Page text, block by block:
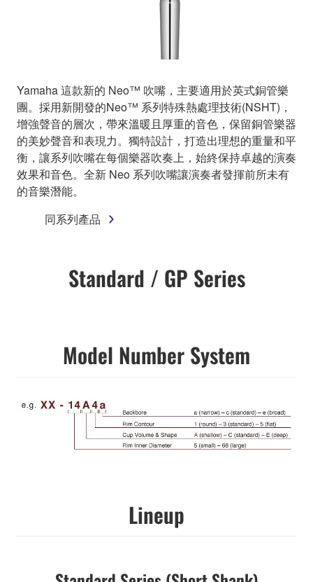
Yamaha 這款新的 Neo™ 吹嘴，主要適用於英式銅管樂
團。採用新開發的Neo™ 系列特殊熱處理技術(NSHT)，
增強聲音的層次，帶來溫暖且厚重的音色，保留銅管樂器
的美妙聲音和表現力。獨特設計，打造出理想的重量和平
衡，讓系列吹嘴在每個樂器吹奏上，始終保持卓越的演奏
效果和音色。全新 Neo 系列吹嘴讓演奏者發揮前所未有
的音樂潛能。
同系列產品
Standard / GP Series
Model Number System
Lineup